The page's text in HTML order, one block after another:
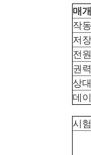
매
작
저
전
권
상
데
시